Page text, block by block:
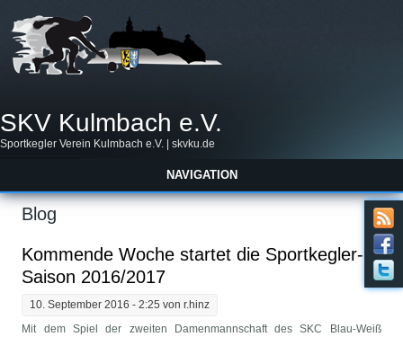
SKV Kulmbach e.V.
Sportkegler Verein Kulmbach e.V. | skvku.de
NAVIGATION
Blog
Kommende Woche startet die Sportkegler-
Saison 2016/2017
10. September 2016 - 2:25 vonr.hinz
Mit dem Spiel der zweiten Damenmannschaft des SKC Blau-Weiß